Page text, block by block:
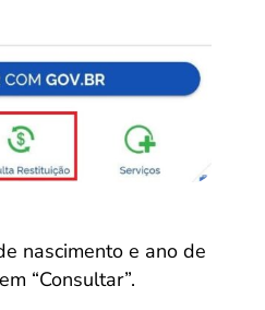
nascimento e ano de
“Consultar”.